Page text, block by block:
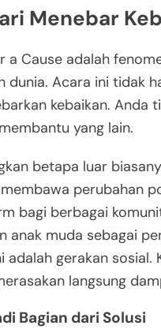
Menebar
a Cause adalah
dunia. Acara ini tidak
kebaikan. Anda
yang lain.
betapa luar
perubahan
bagi berbagai
anak muda sebagai
adalah gerakan
langsung
Bagian dari Solusi